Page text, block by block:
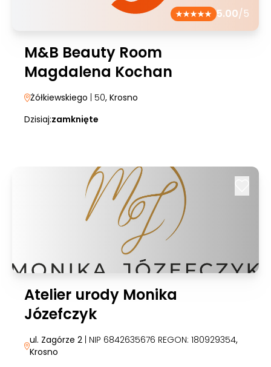
5.00/5
M&B Beauty Room
Magdalena Kochan
Żółkiewskiego | 50, Krosno
Dzisiaj:zamknięte
Atelier urody Monika
Józefczyk
ul. Zagórze 2 | NIP 6842635676 REGON: 180929354,
Krosno